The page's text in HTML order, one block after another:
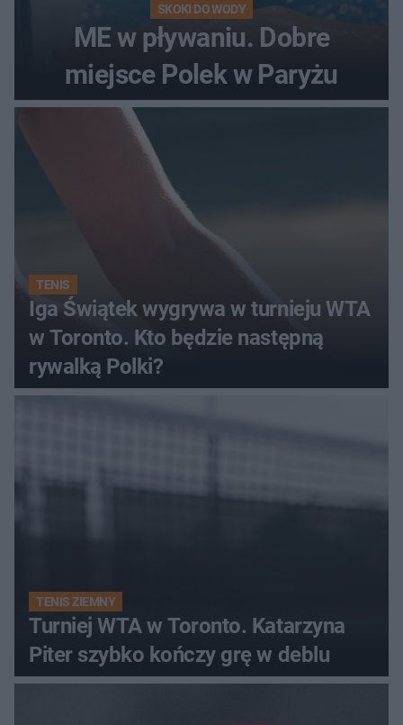
SKOKI DO WODY
ME w pływaniu. Dobre
miejsce Polek w Paryżu
TENIS
Iga Świątek wygrywa w turnieju WTA
w Toronto. Kto będzie następną
rywalką Polki?
TENIS ZIEMNY
Turniej WTA w Toronto. Katarzyna
Piter szybko kończy grę w deblu